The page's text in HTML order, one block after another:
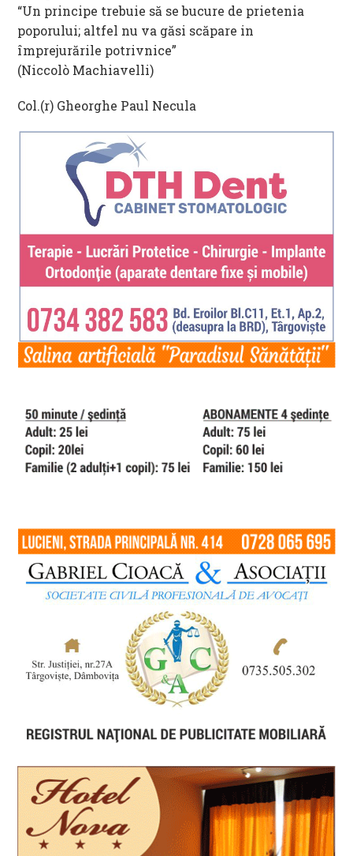
“Un principe trebuie să se bucure de prietenia
poporului; altfel nu va găsi scăpare in
împrejurările potrivnice”
(Niccolò Machiavelli)
Col.(r) Gheorghe Paul Necula